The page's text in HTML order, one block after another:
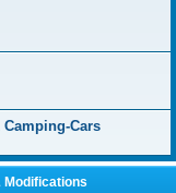
Cars
Modifications